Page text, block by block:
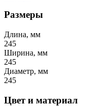
Размеры
Длина, мм
245
Ширина, мм
245
Диаметр, мм
245
Цвет и материал